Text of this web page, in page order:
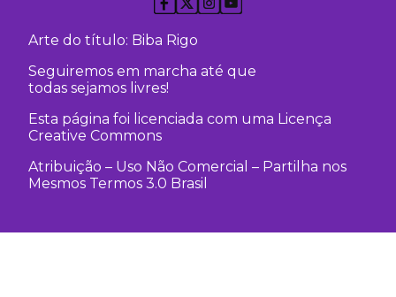
Arte do título: Biba Rigo
Seguiremos em marcha até que
todas sejamos livres!
Esta página foi licenciada com uma Licença
Creative Commons
Atribuição – Uso Não Comercial – Partilha nos
Mesmos Termos 3.0 Brasil